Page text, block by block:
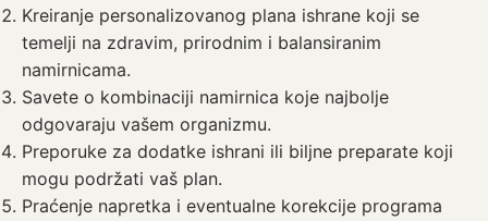
Kreiranje personalizovanog plana ishrane koji se
temelji na zdravim, prirodnim i balansiranim
namirnicama.
Savete o kombinaciji namirnica koje najbolje
odgovaraju vašem organizmu.
Preporuke za dodatke ishrani ili biljne preparate koji
mogu podržati vaš plan.
Praćenje napretka i eventualne korekcije programa